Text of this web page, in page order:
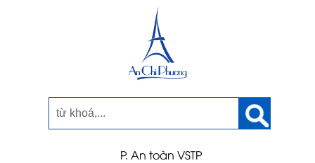
P. An toàn VSTP